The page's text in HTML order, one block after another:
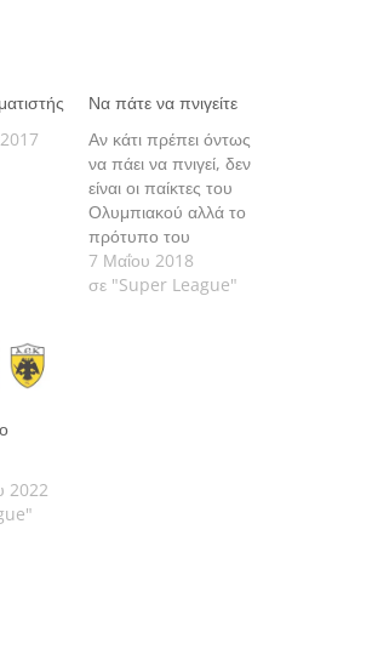
Να πάτε να πνιγείτε
Αν κάτι πρέπει όντως
να πάει να πνιγεί, δεν
είναι οι παίκτες του
Ολυμπιακού αλλά το
πρότυπο του
προέδρου που «γ…ει»
και δέρνει! Γράφει ο
7 Μαΐου 2018
σε "Super League"
2022